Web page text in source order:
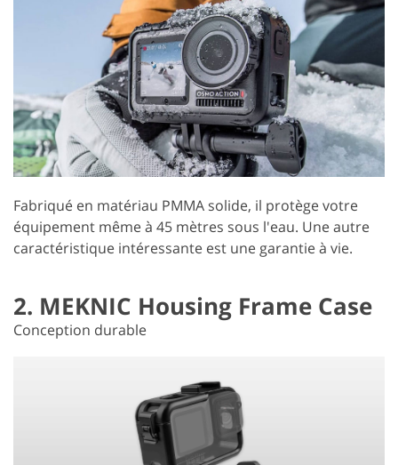
Fabriqué en matériau PMMA solide, il protège votre
équipement même à 45 mètres sous l'eau. Une autre
caractéristique intéressante est une garantie à vie.
2. MEKNIC Housing Frame Case
Conception durable